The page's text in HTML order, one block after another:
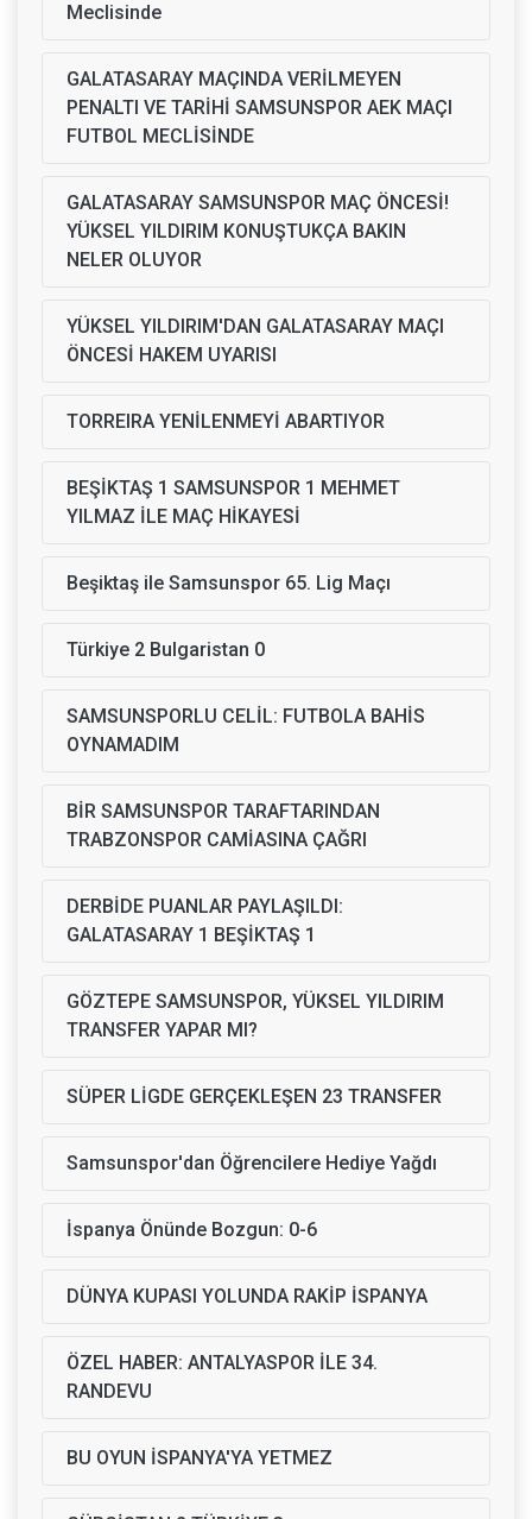
Meclisinde
GALATASARAY MAÇINDA VERİLMEYEN
PENALTI VE TARİHİ SAMSUNSPOR AEK MAÇI
FUTBOL MECLİSİNDE
GALATASARAY SAMSUNSPOR MAÇ ÖNCESİ!
YÜKSEL YILDIRIM KONUŞTUKÇA BAKIN
NELER OLUYOR
YÜKSEL YILDIRIM'DAN GALATASARAY MAÇI
ÖNCESİ HAKEM UYARISI
TORREIRA YENİLENMEYİ ABARTIYOR
BEŞİKTAŞ 1 SAMSUNSPOR 1 MEHMET
YILMAZ İLE MAÇ HİKAYESİ
Beşiktaş ile Samsunspor 65. Lig Maçı
Türkiye 2 Bulgaristan 0
SAMSUNSPORLU CELİL: FUTBOLA BAHİS
OYNAMADIM
BİR SAMSUNSPOR TARAFTARINDAN
TRABZONSPOR CAMİASINA ÇAĞRI
DERBİDE PUANLAR PAYLAŞILDI:
GALATASARAY 1 BEŞİKTAŞ 1
GÖZTEPE SAMSUNSPOR, YÜKSEL YILDIRIM
TRANSFER YAPAR MI?
SÜPER LİGDE GERÇEKLEŞEN 23 TRANSFER
Samsunspor'dan Öğrencilere Hediye Yağdı
İspanya Önünde Bozgun: 0-6
DÜNYA KUPASI YOLUNDA RAKİP İSPANYA
ÖZEL HABER: ANTALYASPOR İLE 34.
RANDEVU
BU OYUN İSPANYA'YA YETMEZ